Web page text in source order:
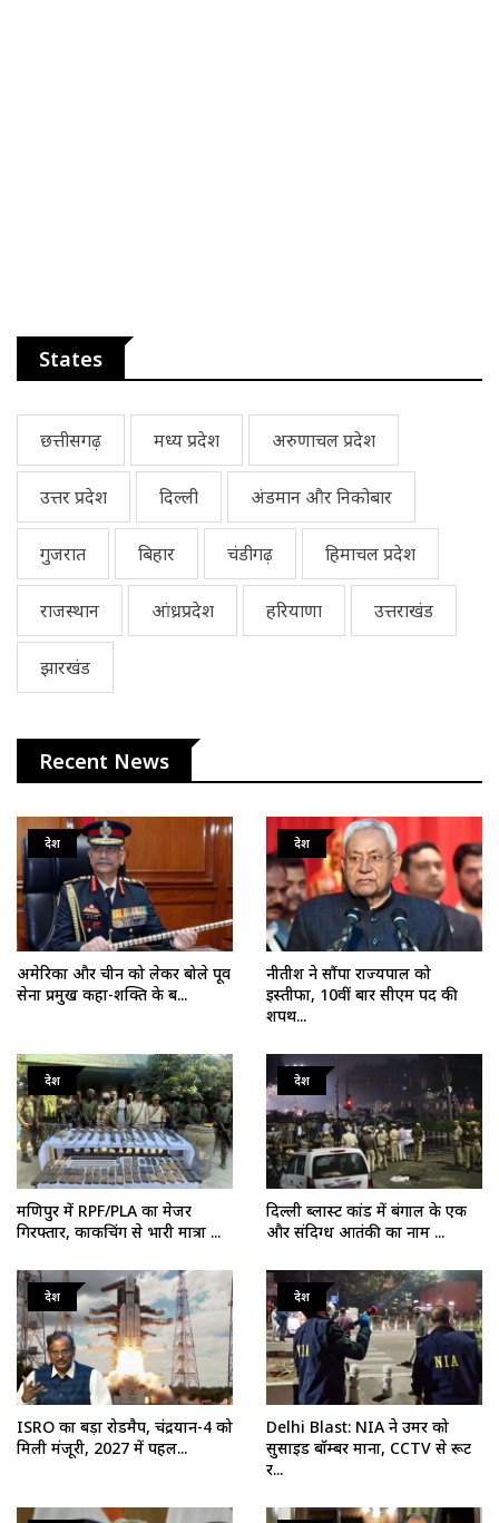
States
छत्तीसगढ़ मध्य प्रदेश अरुणाचल प्रदेश
उत्तर प्रदेश दिल्ली अंडमान और निकोबार
गुजरात बिहार चंडीगढ़ हिमाचल प्रदेश
राजस्थान आंध्रप्रदेश हरियाणा उत्तराखंड
झारखंड
Recent News
देश
अमेरिका और चीन को लेकर बोले पूर्व
सेना प्रमुख कहा-शक्ति के ब...
देश
नीतीश ने सौंपा राज्यपाल को
इस्तीफा, 10वीं बार सीएम पद की
शपथ...
देश
मणिपुर में RPF/PLA का मेजर
गिरफ्तार, काकचिंग से भारी मात्रा ...
देश
दिल्ली ब्लास्ट कांड में बंगाल के एक
और संदिग्ध आतंकी का नाम ...
देश
ISRO का बड़ा रोडमैप, चंद्रयान-4 को
मिली मंजूरी, 2027 में पहल...
देश
Delhi Blast: NIA ने उमर को
सुसाइड बॉम्बर माना, CCTV से रूट
र...